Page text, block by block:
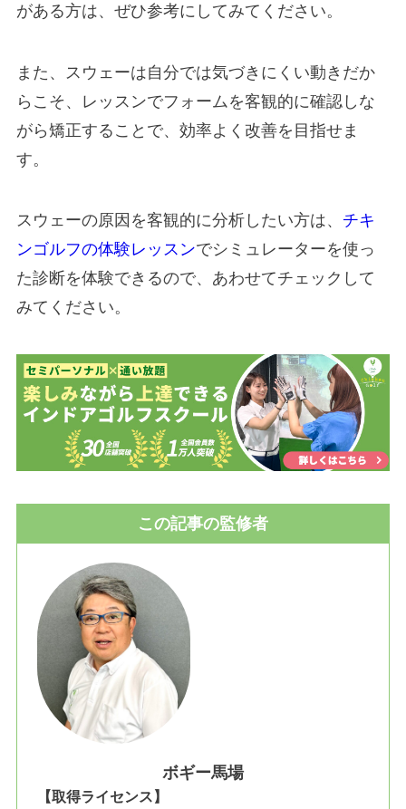
がある方は、ぜひ参考にしてみてください。
また、スウェーは自分では気づきにくい動きだか
らこそ、レッスンでフォームを客観的に確認しな
がら矯正することで、効率よく改善を目指せま
す。
スウェーの原因を客観的に分析したい方は、 チキ
ンゴルフの体験レッスンでシミュレーターを使っ
た診断を体験できるので、あわせてチェックして
みてください。
この記事の監修者
ボギー馬場
【取得ライセンス】